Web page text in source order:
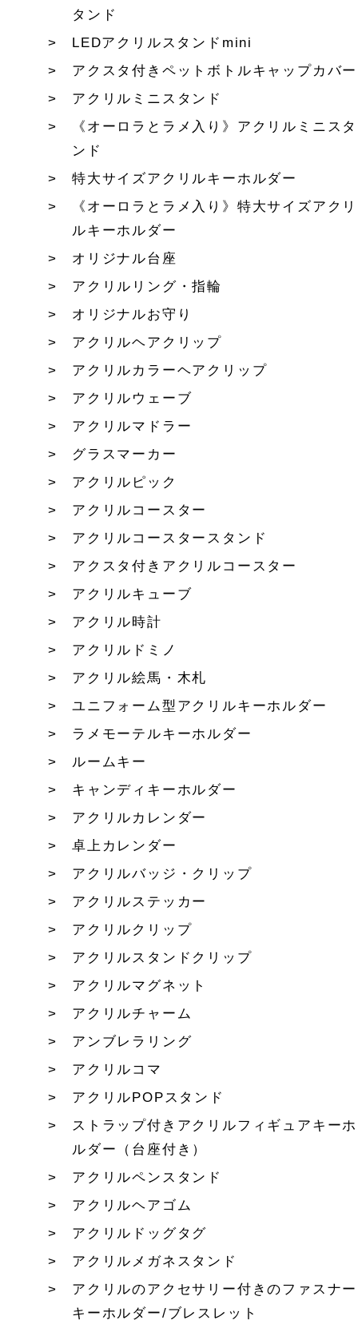
タンド
LEDアクリルスタンドmini
アクスタ付きペットボトルキャップカバー
アクリルミニスタンド
《オーロラとラメ入り》アクリルミニスタ
ンド
特大サイズアクリルキーホルダー
《オーロラとラメ入り》特大サイズアクリ
ルキーホルダー
オリジナル台座
アクリルリング・指輪
オリジナルお守り
アクリルヘアクリップ
アクリルカラーヘアクリップ
アクリルウェーブ
アクリルマドラー
グラスマーカー
アクリルピック
アクリルコースター
アクリルコースタースタンド
アクスタ付きアクリルコースター
アクリルキューブ
アクリル時計
アクリルドミノ
アクリル絵馬・木札
ユニフォーム型アクリルキーホルダー
ラメモーテルキーホルダー
ルームキー
キャンディキーホルダー
アクリルカレンダー
卓上カレンダー
アクリルバッジ・クリップ
アクリルステッカー
アクリルクリップ
アクリルスタンドクリップ
アクリルマグネット
アクリルチャーム
アンブレラリング
アクリルコマ
アクリルPOPスタンド
ストラップ付きアクリルフィギュアキーホ
ルダー（台座付き）
アクリルペンスタンド
アクリルヘアゴム
アクリルドッグタグ
アクリルメガネスタンド
アクリルのアクセサリー付きのファスナー
キーホルダー/ブレスレット